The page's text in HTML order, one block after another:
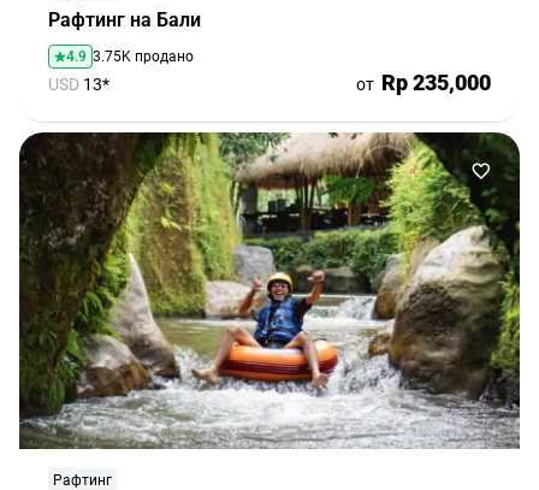
Рафтинг на Бали
4.9 3.75K продано
USD 13* от Rp 235,000
Рафтинг